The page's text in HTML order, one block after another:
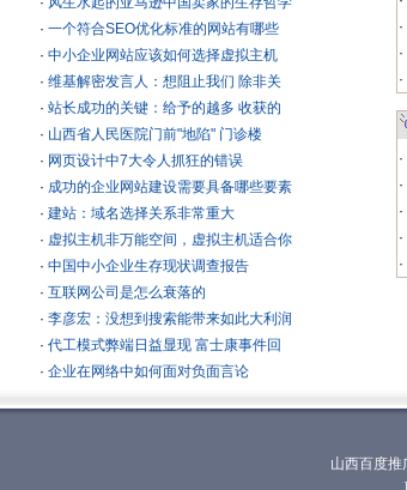
· 一个符合SEO优化标准的网站有哪些
· 中小企业网站应该如何选择虚拟主机
· 维基解密发言人：想阻止我们 除非关
· 站长成功的关键：给予的越多 收获的
· 山西省人民医院门前"地陷" 门诊楼
· 网页设计中7大令人抓狂的错误
· 成功的企业网站建设需要具备哪些要素
· 建站：域名选择关系非常重大
· 虚拟主机非万能空间，虚拟主机适合你
· 中国中小企业生存现状调查报告
· 互联网公司是怎么衰落的
· 李彦宏：没想到搜索能带来如此大利润
· 代工模式弊端日益显现 富士康事件回
· 企业在网络中如何面对负面言论
·
·
·
·
·
·
·
·
山西百度推